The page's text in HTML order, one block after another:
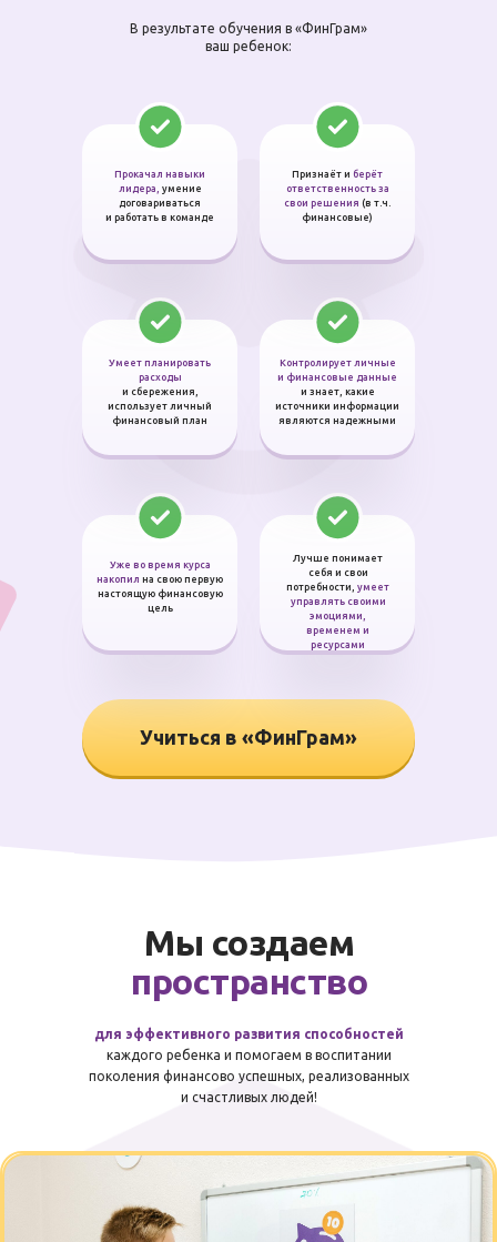
Учиться в «ФинГрам»
Уже во время курса
накопил на свою первую
настоящую финансовую
цель
Лучше понимает
себя и свои
потребности, умеет
управлять своими
эмоциями,
временем и
ресурсами
Контролирует личные
и финансовые данные
и знает, какие
источники информации
являются надежными
Умеет планировать
расходы
и сбережения,
использует личный
финансовый план
Признаёт и берёт
ответственность за
свои решения (в т.ч.
финансовые)
Прокачал навыки
лидера, умение
договариваться
и работать в команде
В результате обучения в «ФинГрам»
ваш ребенок:
Мы создаем
пространство
для эффективного развития способностей
каждого ребенка и помогаем в воспитании
поколения финансово успешных, реализованных
и счастливых людей!